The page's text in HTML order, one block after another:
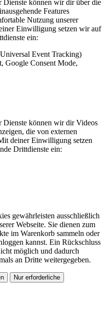
Dienste können wir dir über die
Features
Nutzung unserer
Einwilligung setzen wir auf
ein:
Event Tracking)
Google Consent Mode,
Dienste können wir dir Videos
die von externen
deiner Einwilligung setzen
Drittdienste ein:
gewährleisten ausschließlich
Webseite. Sie dienen zum
im Warenkorb sammeln oder
kannst. Ein Rückschluss
möglich und dadurch
an Dritte weitergegeben.
Nur erforderliche